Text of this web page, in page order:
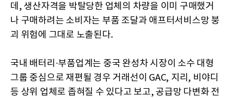
데, 생산자격을 박탈당한 업체의 차량을 이미 구매했거
나 구매하려는 소비자는 부품 조달과 애프터서비스망 붕
괴 위험에 그대로 노출된다.
국내 배터리·부품업계는 중국 완성차 시장이 소수 대형
그룹 중심으로 재편될 경우 거래선이 GAC, 지리, 비야디
등 상위 업체로 좁혀질 수 있다고 보고, 공급망 다변화 전